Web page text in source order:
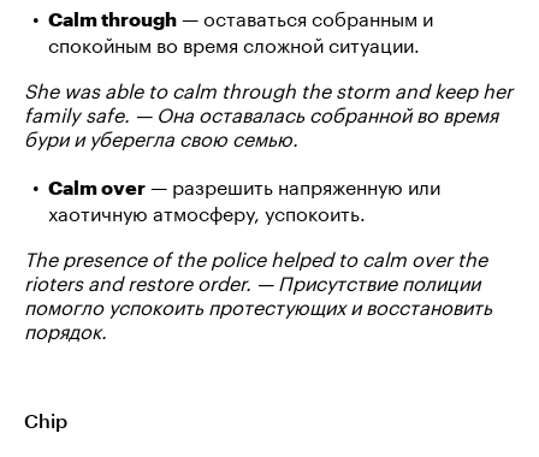
Calm through — оставаться собранным и
спокойным во время сложной ситуации.
She was able to calm through the storm and keep her
family safe. — Она оставалась собранной во время
бури и уберегла свою семью.
Calm over — разрешить напряженную или
хаотичную атмосферу, успокоить.
The presence of the police helped to calm over the
rioters and restore order. — Присутствие полиции
помогло успокоить протестующих и восстановить
порядок.
Chip